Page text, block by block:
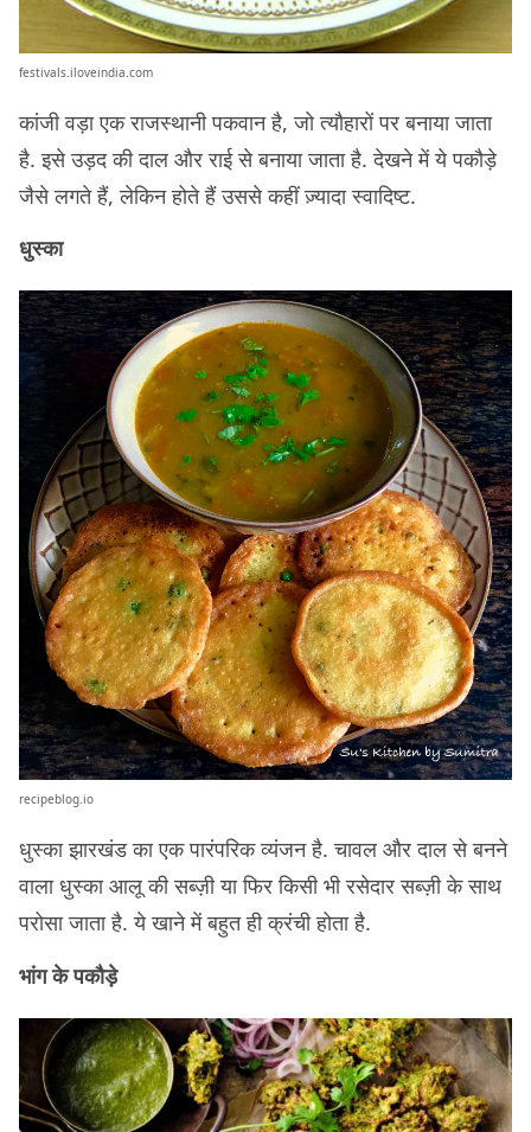
festivals.iloveindia.com
कांजी वड़ा एक राजस्थानी पकवान है, जो त्यौहारों पर बनाया जाता
है. इसे उड़द की दाल और राई से बनाया जाता है. देखने में ये पकौड़े
जैसे लगते हैं, लेकिन होते हैं उससे कहीं ज़्यादा स्वादिष्ट.
धुस्का
recipeblog.io
धुस्का झारखंड का एक पारंपरिक व्यंजन है. चावल और दाल से बनने
वाला धुस्का आलू की सब्ज़ी या फिर किसी भी रसेदार सब्ज़ी के साथ
परोसा जाता है. ये खाने में बहुत ही क्रंची होता है.
भांग के पकौड़े